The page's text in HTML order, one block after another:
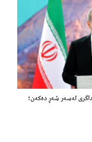
لەسەر شەڕ دەكەن؛